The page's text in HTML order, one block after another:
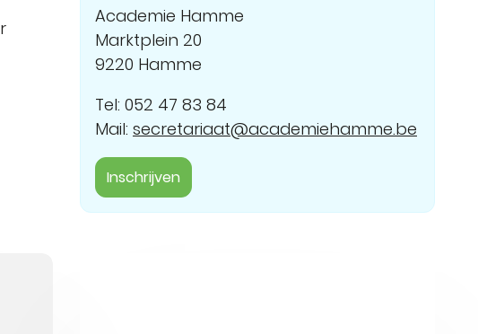
Academie Hamme
Marktplein 20
9220 Hamme
Tel: 052 47 83 84
Mail: secretariaat@academiehamme.be
Inschrijven